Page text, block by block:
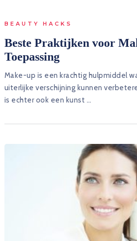
BEAUTY HACKS
Beste Praktijken voor
Toepassing
Make-up is een krachtig hulpmiddel
uiterlijke verschijning kunnen
is echter ook een kunst …